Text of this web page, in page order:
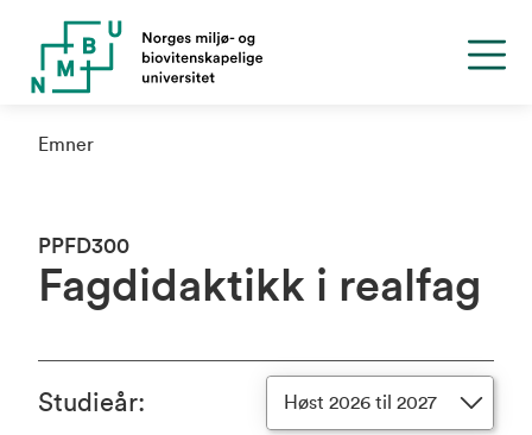
Emner
PPFD300
Fagdidaktikk i realfag
Studieår: Høst 2026 til 2027